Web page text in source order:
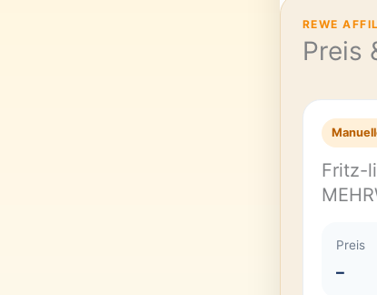
REWE
Preis
Fritz-
Preis
–